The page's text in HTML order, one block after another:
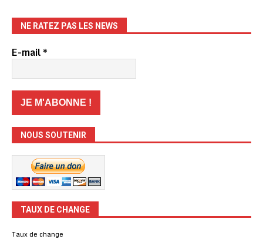
NE RATEZ PAS LES NEWS
E-mail*
NOUS SOUTENIR
TAUX DE CHANGE
Taux de change